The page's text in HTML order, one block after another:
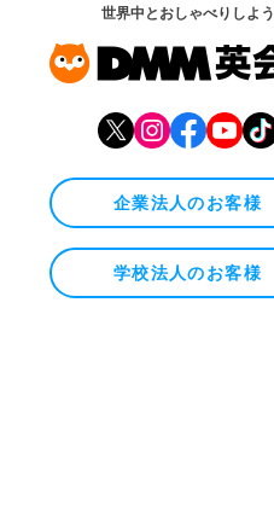
世界中とおしゃべりしよう
企業法人のお客様
学校法人のお客様